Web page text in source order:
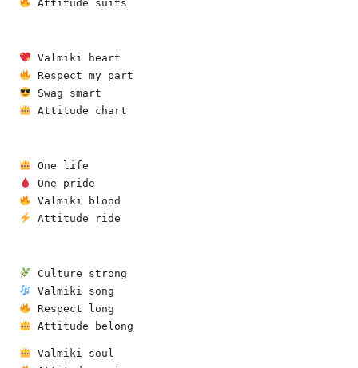
Attitude suits
Valmiki heart
Respect my part
Swag smart
Attitude chart
One life
One pride
Valmiki blood
Attitude ride
Culture strong
Valmiki song
Respect long
Attitude belong
Valmiki soul